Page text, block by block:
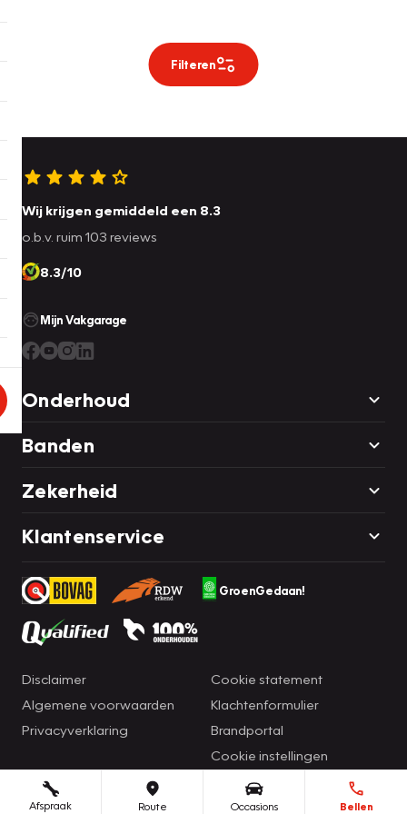
Filteren
Afspraak Route Occasions Bellen
Wij krijgen gemiddeld een 8.3
o.b.v. ruim 103 reviews
8.3/10
Mijn Vakgarage
Onderhoud
Banden
Zekerheid
Klantenservice
GroenGedaan!
Disclaimer
Algemene voorwaarden
Privacyverklaring
Cookie statement
Klachtenformulier
Brandportal
Cookie instellingen